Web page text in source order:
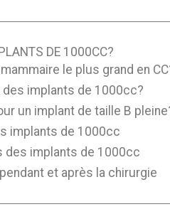
DE 1000CC?
le plus grand en
des implants de 1000cc?
un implant de taille B
implants de 1000cc
des implants de 1000cc
et après la chirurgie